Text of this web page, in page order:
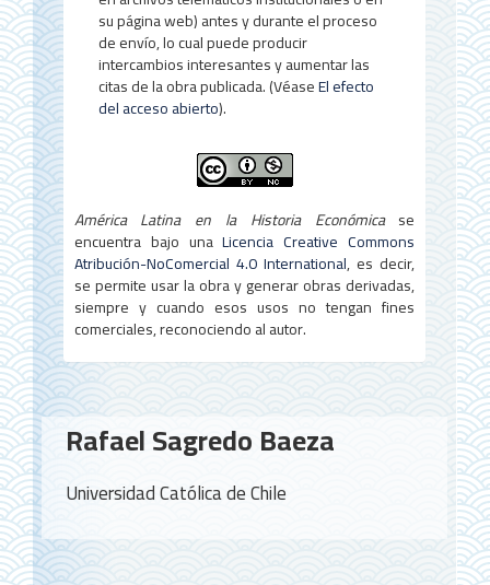
o su página web) antes y durante el proceso
de envío, lo cual puede producir
intercambios interesantes y aumentar las
citas de la obra publicada. (VéaseEl efecto
del acceso abierto).
América Latina en la Historia Económicase
encuentra bajo unaLicencia Creative Commons
Atribución-NoComercial 4.0 International, es decir,
se permite usar la obra y generar obras derivadas,
siempre y cuando esos usos no tengan fines
comerciales, reconociendo al autor.
Contenido
principal
del
artículo
Rafael Sagredo Baeza
Universidad Católica de Chile